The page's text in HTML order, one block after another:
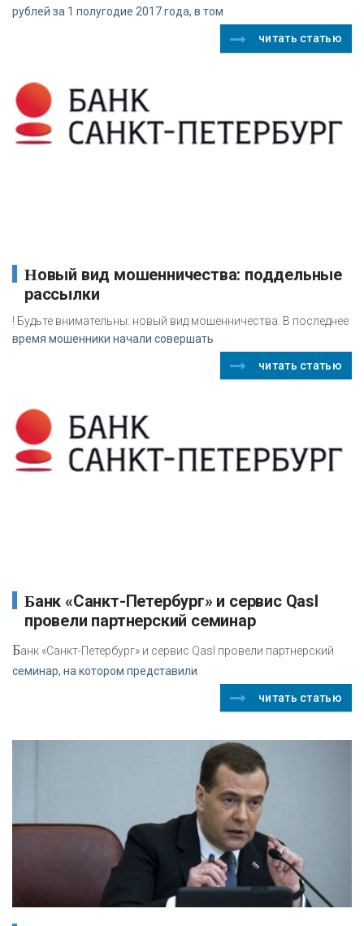
рублей за 1 полугодие 2017 года, в том
читать статью
Новый вид мошенничества: поддельные
рассылки
! Будьте внимательны: новый вид мошенничества. В последнее
время мошенники начали совершать
читать статью
Банк «Санкт-Петербург» и сервис Qasl
провели партнерский семинар
Банк «Санкт-Петербург» и сервис Qasl провели партнерский
семинар, на котором представили
читать статью